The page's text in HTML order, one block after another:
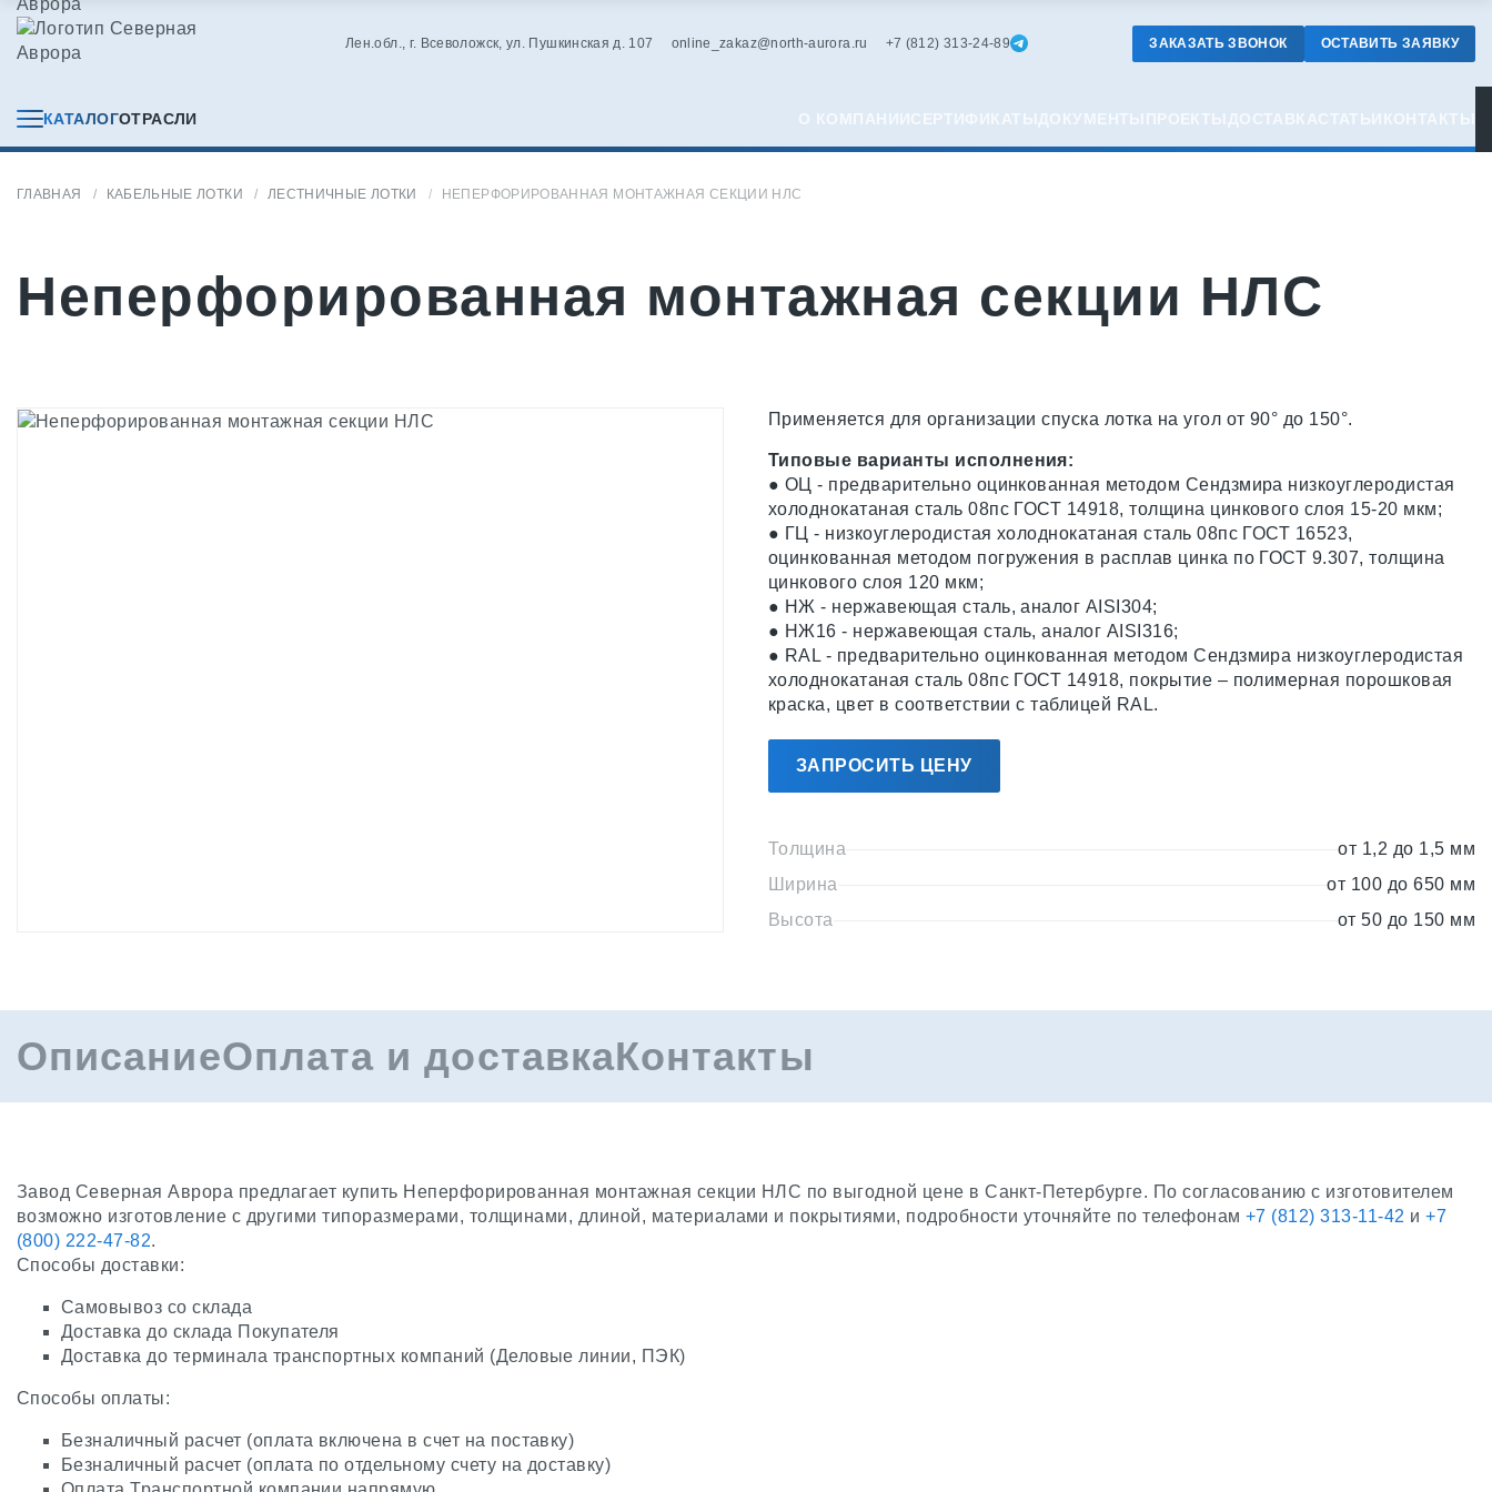
Лен.обл., г. Всеволожск, ул. Пушкинская д. 107 online_zakaz@north-aurora.ru +7 (812) 313-24-89 ЗАКАЗАТЬ ЗВОНОК ОСТАВИТЬ ЗАЯВКУ
КАТАЛОГОТРАСЛИ О КОМПАНИИСЕРТИФИКАТЫ ДОКУМЕНТЫ ПРОЕКТЫ ДОСТАВКАСТАТЬИКОНТАКТЫ
ГЛАВНАЯ КАБЕЛЬНЫЕ ЛОТКИ ЛЕСТНИЧНЫЕ ЛОТКИ НЕПЕРФОРИРОВАННАЯ МОНТАЖНАЯ СЕКЦИИ НЛС
Неперфорированная монтажная секции НЛС
Применяется для организации спуска лотка на угол от 90° до 150°.
Типовые варианты исполнения:
● ОЦ - предварительно оцинкованная методом Сендзмира низкоуглеродистая
холоднокатаная сталь 08пс ГОСТ 14918, толщина цинкового слоя 15-20 мкм;
● ГЦ - низкоуглеродистая холоднокатаная сталь 08пс ГОСТ 16523,
оцинкованная методом погружения в расплав цинка по ГОСТ 9.307, толщина
цинкового слоя 120 мкм;
● НЖ - нержавеющая сталь, аналог AISI304;
● НЖ16 - нержавеющая сталь, аналог AISI316;
● RAL - предварительно оцинкованная методом Сендзмира низкоуглеродистая
холоднокатаная сталь 08пс ГОСТ 14918, покрытие – полимерная порошковая
краска, цвет в соответствии с таблицей RAL.
ЗАПРОСИТЬ ЦЕНУ
Толщина
от 1,2 до 1,5 мм
Ширина
от 100 до 650 мм
Высота
от 50 до 150 мм
ОписаниеОплата и доставкаКонтакты
Завод Северная Аврора предлагает купить Неперфорированная монтажная секции НЛС по выгодной цене в Санкт-Петербурге. По согласованию с изготовителем
возможно изготовление с другими типоразмерами, толщинами, длиной, материалами и покрытиями, подробности уточняйте по телефонам +7 (812) 313-11-42 и+7
(800) 222-47-82.
Способы доставки:
Самовывоз со склада
Доставка до склада Покупателя
Доставка до терминала транспортных компаний (Деловые линии, ПЭК)
Способы оплаты:
Безналичный расчет (оплата включена в счет на поставку)
Безналичный расчет (оплата по отдельному счету на доставку)